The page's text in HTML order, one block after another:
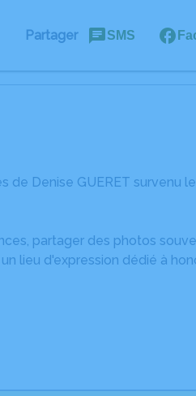
Partager SMS
de Denise GUERET survenu
partager des photos
lieu d'expression dédié à